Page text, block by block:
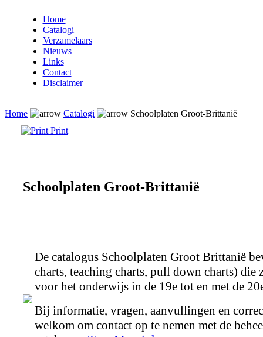
Home
Catalogi
Verzamelaars
Nieuws
Links
Contact
Disclaimer
Home Catalogi
Schoolplaten Groot-Brittanië
Print
Schoolplaten Groot-Brittanië
De catalogus Schoolplaten Groot Brittanië
charts, teaching charts, pull down charts) die
voor het onderwijs in de 19e tot en met de
Bij informatie, vragen, aanvullingen en
welkom om contact op te nemen met de